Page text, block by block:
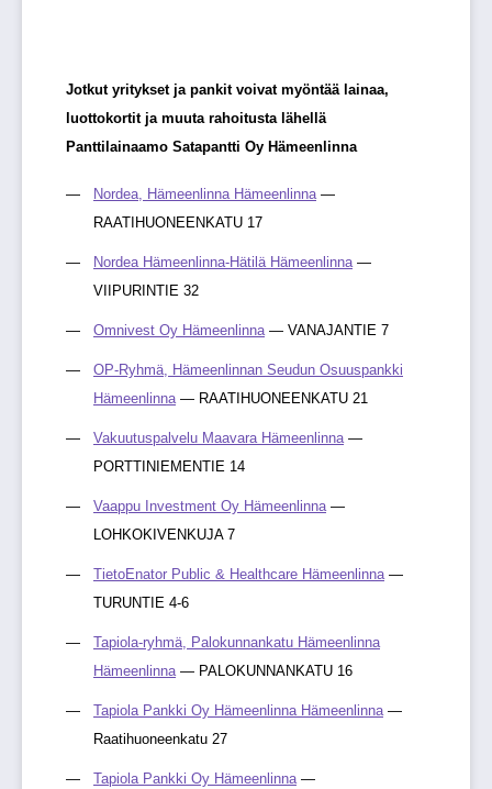
Jotkut yritykset ja pankit voivat myöntää lainaa,
luottokortit ja muuta rahoitusta lähellä
Panttilainaamo Satapantti Oy Hämeenlinna
Nordea, Hämeenlinna Hämeenlinna—
RAATIHUONEENKATU 17
Nordea Hämeenlinna-Hätilä Hämeenlinna—
VIIPURINTIE 32
Omnivest Oy Hämeenlinna— VANAJANTIE 7
OP-Ryhmä, Hämeenlinnan Seudun Osuuspankki
Hämeenlinna— RAATIHUONEENKATU 21
Vakuutuspalvelu Maavara Hämeenlinna—
PORTTINIEMENTIE 14
Vaappu Investment Oy Hämeenlinna—
LOHKOKIVENKUJA 7
TietoEnator Public & Healthcare Hämeenlinna—
TURUNTIE 4-6
Tapiola-ryhmä, Palokunnankatu Hämeenlinna
Hämeenlinna— PALOKUNNANKATU 16
Tapiola Pankki Oy Hämeenlinna Hämeenlinna—
Raatihuoneenkatu 27
Tapiola Pankki Oy Hämeenlinna—